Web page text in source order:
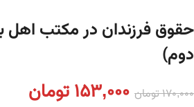
حقوق فرزندان در مکتب اهل
دوم)
170,000تومان 153,000تومان